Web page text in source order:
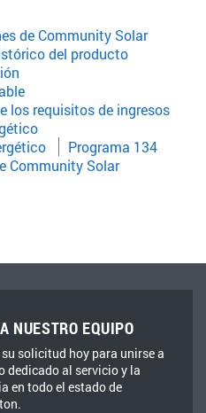
de Community Solar
del producto
los requisitos de ingresos
Programa 134
Community Solar
NUESTRO EQUIPO
su solicitud hoy para unirse a
dedicado al servicio y la
en todo el estado de